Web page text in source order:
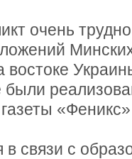
очень
востоке
были
связи с